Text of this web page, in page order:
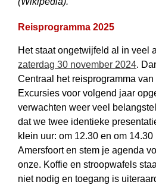
Reisprogramma 2025
Het staat ongetwijfeld al in veel
zaterdag 30 november 2024.
Centraal het reisprogramma
Excursies voor volgend jaar
verwachten weer veel
dat we twee identieke
klein uur: om 12.30 en om
Amersfoort en stem je agenda
onze. Koffie en stroopwafels
niet nodig en toegang is